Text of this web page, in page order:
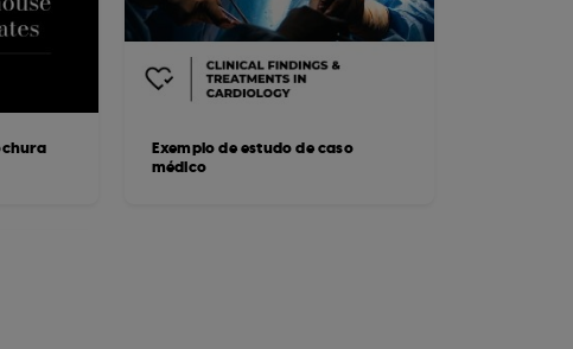
Exemplo de estudo de caso
médico